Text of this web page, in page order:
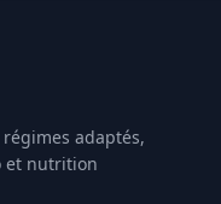
adaptés,
et nutrition